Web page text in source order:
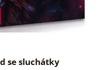
se sluchátky